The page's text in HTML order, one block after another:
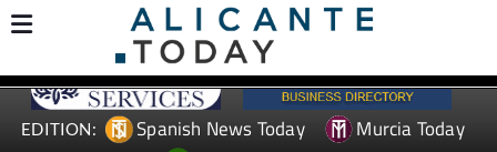
EDITION: Spanish News Today
Murcia Today